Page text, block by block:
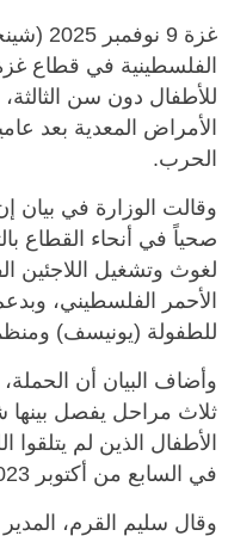
غزة 9
الفلسطينية في قطاع
للأطفال دون سن
الأمراض المعدية بعد
الحرب.
صحياً في أنحاء القطاع
لغوث وتشغيل اللاجئين
الأحمر الفلسطيني،
للطفولة (يونيسف)
وأضاف البيان أن
ثلاث مراحل يفصل
الأطفال الذين لم يتلقوا
في السابع من أكتوبر 2023.
وقال سليم القرم،